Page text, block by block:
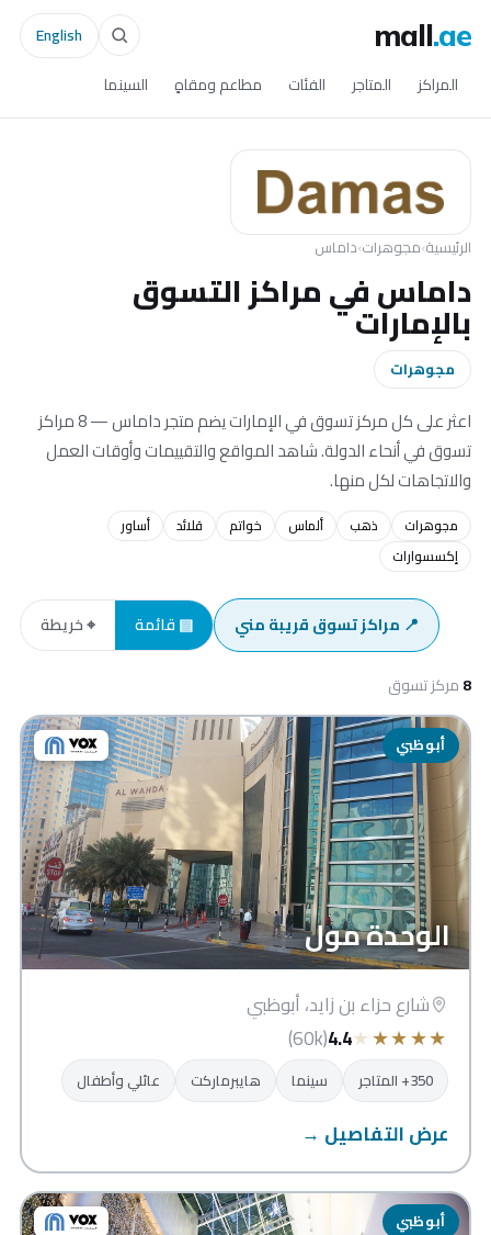
mall.ae
المراكز المتاجر الفئات مطاعم ومقاهٍ السينما
English
الرئيسية›مجوهرات›داماس
داماس في مراكز التسوق
بالإمارات
مجوهرات
اعثر على كل مركز تسوق في الإمارات يضم متجر داماس — 8 مراكز
تسوق في أنحاء الدولة. شاهد المواقع والتقييمات وأوقات العمل
والاتجاهات لكل منها.
مجوهرات ذهب ألماس خواتم قلائد
أساور
إكسسوارات
📍 مراكز تسوق قريبة مني ▤ قائمة ⌖ خريطة
8مركز تسوق
أبوظبي
الوحدة مول
شارع حزاء بن زايد، أبوظبي
★
★
★
★
★
4.4
(60k)
350+ المتاجر سينما هايبرماركت عائلي وأطفال
عرض التفاصيل →
أبوظبي